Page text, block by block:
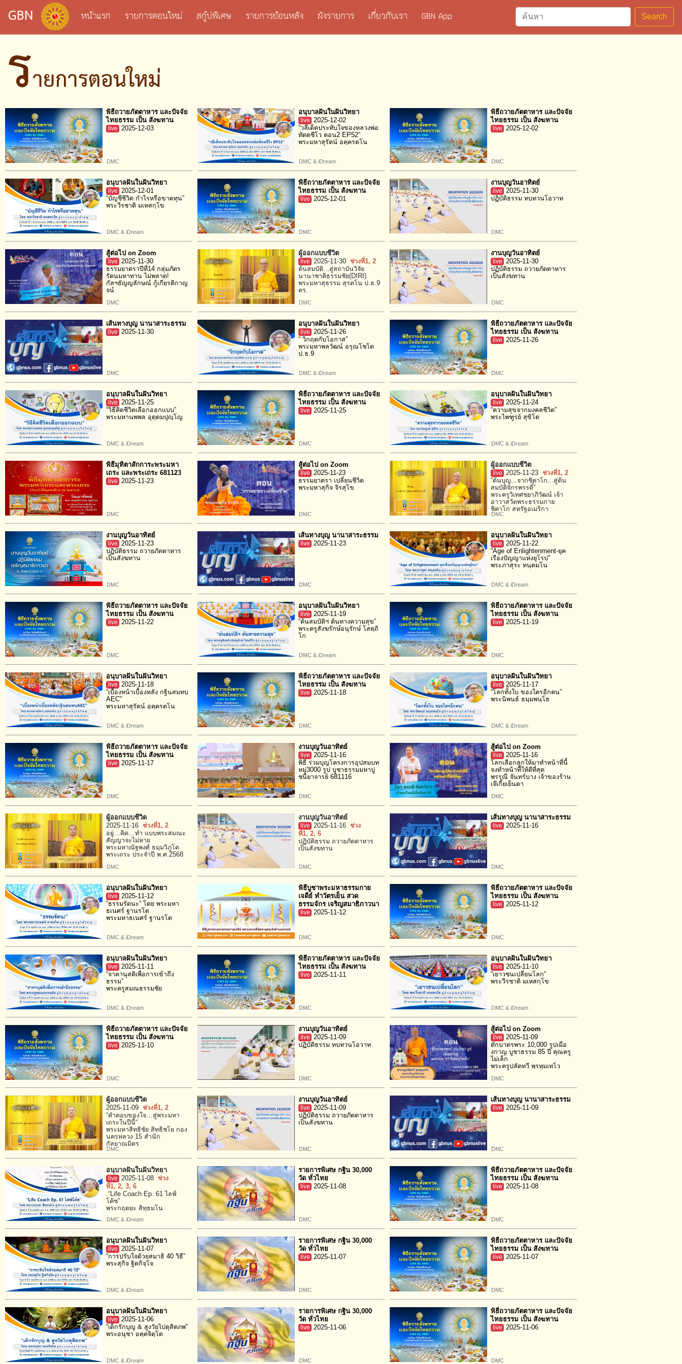
GBN หน้าแรก รายการตอนใหม่ สกู๊ปพิเศษ รายการย้อนหลัง ผังรายการ เกี่ยวกับเรา GBN App Search
รายการตอนใหม่
พิธีถวายภัตตาหาร และปัจจัย
ไทยธรรม เป็น สังฆทาน
live 2025-12-03
DMC
อนุบาลฝันในฝันวิทยา
live
2025-12-02
“วลีเด็ดประทับใจของหลวงพ่อ
ทัตตชีโว ตอน2 EP52”
พระมหาสุรัตน์ อคฺครตโน
DMC & iDream
พิธีถวายภัตตาหาร และปัจจัย
ไทยธรรม เป็น สังฆทาน
live 2025-12-02
DMC
อนุบาลฝันในฝันวิทยา
live
2025-12-01
“บัญชีชีวิต กำไรหรือขาดทุน”
พระวีรชาติ มเหสกฺโข
DMC & iDream
พิธีถวายภัตตาหาร และปัจจัย
ไทยธรรม เป็น สังฆทาน
live 2025-12-01
DMC
งานบุญวันอาทิตย์
live
2025-11-30
ปฏิบัติธรรม ทบทวนโอวาท
DMC
สู้ต่อไป on Zoom
live
2025-11-30
ธรรมยาตราปีที่14 กลุ่มภัตร
รัตนมหาทาน ไม่พลาด!
กัลฯธัญญลักษณ์ กู้เกียรติกาญ
จน์
DMC
ผู้ออกแบบชีวิต
live 2025-11-30 ช่วงที่1, 2
ต้นสมบัติ...สู่สถาบันวิจัย
นานาชาติธรรมชัย(DIRI)
พระมหาสุธรรม สุรตโน ป.ธ.9
ดร.
DMC
งานบุญวันอาทิตย์
live
2025-11-30
ปฏิบัติธรรม ถวายภัตตาหาร
เป็นสังฆทาน
DMC
เส้นทางบุญ นานาสาระธรรม
live 2025-11-30
DMC
อนุบาลฝันในฝันวิทยา
live
2025-11-26
“ วิกฤตกับโอกาส”
พระมหาพลวัฒน์ อรุณโชโต
ป.ธ.9
DMC & iDream
พิธีถวายภัตตาหาร และปัจจัย
ไทยธรรม เป็น สังฆทาน
live 2025-11-26
DMC
อนุบาลฝันในฝันวิทยา
live
2025-11-25
“วิธีคิดชีวิตเลือกออกแบบ”
พระมหานพพล อุตฺตมปุญฺโญ
DMC & iDream
พิธีถวายภัตตาหาร และปัจจัย
ไทยธรรม เป็น สังฆทาน
live 2025-11-25
DMC
อนุบาลฝันในฝันวิทยา
live
2025-11-24
“ความสุขจากมงคลชีวิต”
พระไพฑูรย์ สุขิโต
DMC & iDream
พิธีมุทิตาสักการะพระมหา
เถระ และพระเถระ 681123
live 2025-11-23
DMC
สู้ต่อไป on Zoom
live
2025-11-23
ธรรมยาตรา เปลี่ยนชีวิต
พระมหาสุกิจ จิรสุโข
DMC
ผู้ออกแบบชีวิต
live 2025-11-23 ช่วงที่1, 2
“ต้นบุญ...จากชิคาโก...สู่ต้น
สมบัติจักรพรรดิ์“
พระครูวิเทศชยาภิวัฒน์ เจ้า
อาวาสวัดพระธรรมกาย
ชิคาโก สหรัฐอเมริกา
DMC
งานบุญวันอาทิตย์
live
2025-11-23
ปฏิบัติธรรม ถวายภัตตาหาร
เป็นสังฆทาน
DMC
เส้นทางบุญ นานาสาระธรรม
live 2025-11-23
DMC
อนุบาลฝันในฝันวิทยา
live
2025-11-22
“Age of Enlightenment-ยุค
เรืองปัญญาแห่งยุโรป”
พระภาสุระ ทนฺตมโน
DMC & iDream
พิธีถวายภัตตาหาร และปัจจัย
ไทยธรรม เป็น สังฆทาน
live 2025-11-22
DMC
อนุบาลฝันในฝันวิทยา
live
2025-11-19
“ต้นสมบัติฯ ต้นทางความสุข”
พระครูสังฆรักษ์อนุรักษ์ โสตฺถิ
โก
DMC & iDream
พิธีถวายภัตตาหาร และปัจจัย
ไทยธรรม เป็น สังฆทาน
live 2025-11-19
DMC
อนุบาลฝันในฝันวิทยา
live
2025-11-18
“เบื้องหน้าเบื้องหลัง กฐินสมทบ
AEC”
พระมหาสุรัตน์ อคฺครตโน
DMC & iDream
พิธีถวายภัตตาหาร และปัจจัย
ไทยธรรม เป็น สังฆทาน
live 2025-11-18
DMC
อนุบาลฝันในฝันวิทยา
live
2025-11-17
“โลกทั้งใบ ของใครอีกคน”
พระนิพนธ์ ธมฺมพนฺโธ
DMC & iDream
พิธีถวายภัตตาหาร และปัจจัย
ไทยธรรม เป็น สังฆทาน
live 2025-11-17
DMC
งานบุญวันอาทิตย์
live
2025-11-16
พิธี ร่วมบุญโครงการอุปสมบท
หมู่3000 รูป บูชาธรรมมหาปู
ชนียาจารย์ 681116
DMC
สู้ต่อไป on Zoom
live
2025-11-16
โลกเลือกลูกให้มาทำหน้าที่นี้
จงทำหน้าที่ให้ดีที่สุด
พรรณี จันทร์บาง เจ้าของร้าน
เจ๊เกี้ยเย็นตา
DMC
ผู้ออกแบบชีวิต
2025-11-16 ช่วงที่1, 2
อยู่…คิด…ทำ แบบพระสมณะ
สัญญาจะไม่หาย
พระมหาณัฐพงศ์ ธมฺมวิภูโต
พระเถระ ประจำปี พ.ศ.2568
DMC
งานบุญวันอาทิตย์
live 2025-11-16
ช่วง
ที่1, 2, 6
ปฏิบัติธรรม ถวายภัตตาหาร
เป็นสังฆทาน
DMC
เส้นทางบุญ นานาสาระธรรม
live 2025-11-16
DMC
อนุบาลฝันในฝันวิทยา
live
2025-11-12
“ธรรมรัตนะ” โดย พระมหา
ธเนศร์ ฐานรโต
พระมหาธเนศร์ ฐานรโต
DMC & iDream
พิธีบูชาพระมหาธรรมกาย
เจดีย์ ทำวัตรเย็น สวด
ธรรมจักร เจริญสมาธิภาวนา
live 2025-11-12
DMC
พิธีถวายภัตตาหาร และปัจจัย
ไทยธรรม เป็น สังฆทาน
live 2025-11-12
DMC
อนุบาลฝันในฝันวิทยา
live
2025-11-11
“จาคานุสติเพื่อการเข้าถึง
ธรรม”
พระครูสมณธรรมชัย
DMC & iDream
พิธีถวายภัตตาหาร และปัจจัย
ไทยธรรม เป็น สังฆทาน
live 2025-11-11
DMC
อนุบาลฝันในฝันวิทยา
live
2025-11-10
“เยาวชนเปลี่ยนโลก”
พระวีรชาติ มเหสกฺโข
DMC & iDream
พิธีถวายภัตตาหาร และปัจจัย
ไทยธรรม เป็น สังฆทาน
live 2025-11-10
DMC
งานบุญวันอาทิตย์
live
2025-11-09
ปฏิบัติธรรม ทบทวนโอวาท
DMC
สู้ต่อไป on Zoom
live
2025-11-09
ตักบาตรพระ 10,000 รูปเมือ
งกาญ บูชาธรรม 85 ปี คุณครู
ไม่เล็ก
พระครูปลัดทวี พฺรหฺมเทโว
DMC
ผู้ออกแบบชีวิต
2025-11-09 ช่วงที่1, 2
“คำตอบของใจ…สู่พระมหา
เถระในปีนี้“
พระมหาสิทธิชัย สิทธิชโย กอง
นครหลวง 15 สำนัก
กัลยาณมิตร
DMC
งานบุญวันอาทิตย์
live
2025-11-09
ปฏิบัติธรรม ถวายภัตตาหาร
เป็นสังฆทาน
DMC
เส้นทางบุญ นานาสาระธรรม
live 2025-11-09
DMC
อนุบาลฝันในฝันวิทยา
live 2025-11-08
ช่วง
ที่1, 2, 3, 6
.“Life Coach Ep. 61 ไลฟ์
โค้ช”
พระกฤตยะ สิทฺธมโน
DMC & iDream
รายการพิเศษ กฐิน 30,000
วัด ทั่วไทย
live 2025-11-08
DMC
พิธีถวายภัตตาหาร และปัจจัย
ไทยธรรม เป็น สังฆทาน
live 2025-11-08
DMC
อนุบาลฝันในฝันวิทยา
live
2025-11-07
“การปรับใจด้วยสมาธิ 40 วิธี”
พระสุกิจ ฐิตกิจฺโจ
DMC & iDream
รายการพิเศษ กฐิน 30,000
วัด ทั่วไทย
live 2025-11-07
DMC
พิธีถวายภัตตาหาร และปัจจัย
ไทยธรรม เป็น สังฆทาน
live 2025-11-07
DMC
อนุบาลฝันในฝันวิทยา
live
2025-11-06
“เด็กรักบุญ & สูงวัยไปดุสิตภพ”
พระอนุชา อคฺคจิตฺโต
DMC & iDream
รายการพิเศษ กฐิน 30,000
วัด ทั่วไทย
live 2025-11-06
DMC
พิธีถวายภัตตาหาร และปัจจัย
ไทยธรรม เป็น สังฆทาน
live 2025-11-06
DMC